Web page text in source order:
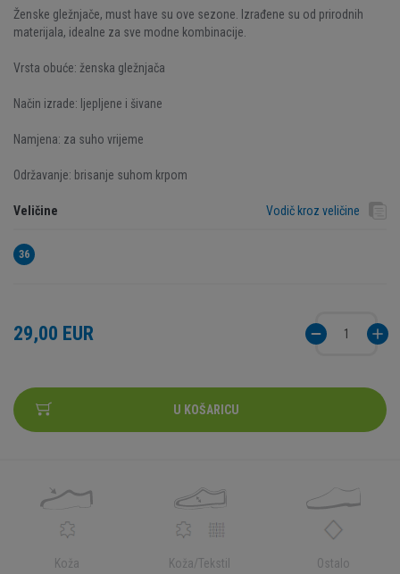
Ženske gležnjače, must have su ove sezone. Izrađene su od prirodnih
materijala, idealne za sve modne kombinacije.
Vrsta obuće: ženska gležnjača
Način izrade: ljepljene i šivane
Namjena: za suho vrijeme
Održavanje: brisanje suhom krpom
Veličine Vodič kroz veličine
36
29,00 EUR
U KOŠARICU
Koža Koža/Tekstil Ostalo